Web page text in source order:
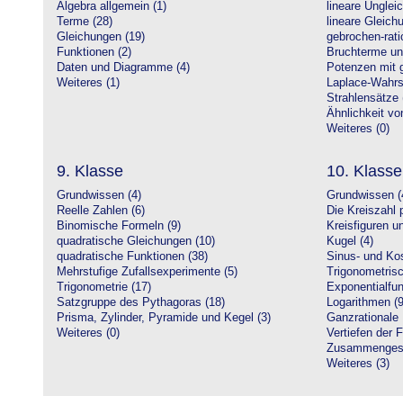
Algebra allgemein (1)
Terme (28)
Gleichungen (19)
Funktionen (2)
Daten und Diagramme (4)
Weiteres (1)
lineare
lineare
gebrochen-
Bruchterme
Potenzen mit
Laplace-
Strahlensätze
Ähnlichkeit
Weiteres (0)
9. Klasse
Grundwissen (4)
Reelle Zahlen (6)
Binomische Formeln (9)
quadratische Gleichungen (10)
quadratische Funktionen (38)
Mehrstufige Zufallsexperimente (5)
Trigonometrie (17)
Satzgruppe des Pythagoras (18)
Prisma, Zylinder, Pyramide und Kegel (3)
Weiteres (0)
10. Klasse
Grundwissen
Die Kreiszahl
Kreisfiguren
Kugel (4)
Sinus- und
Logarithmen
Ganzrationale
Vertiefen der
Weiteres (3)